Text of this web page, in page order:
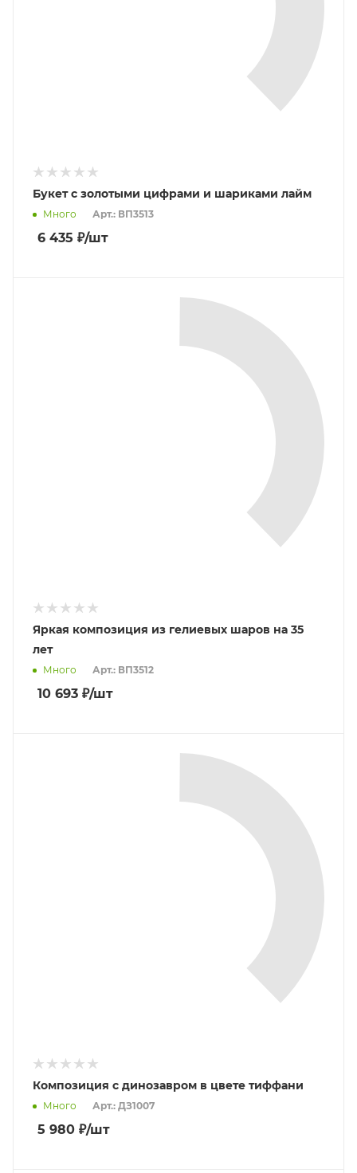
Букет с золотыми цифрами и шариками лайм
Много Арт.: ВП3513
6 435 ₽/шт
Яркая композиция из гелиевых шаров на 35
лет
Много Арт.: ВП3512
10 693 ₽/шт
Композиция с динозавром в цвете тиффани
Много Арт.: ДЗ1007
5 980 ₽/шт